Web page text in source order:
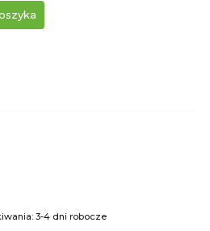
3-4 dni robocze